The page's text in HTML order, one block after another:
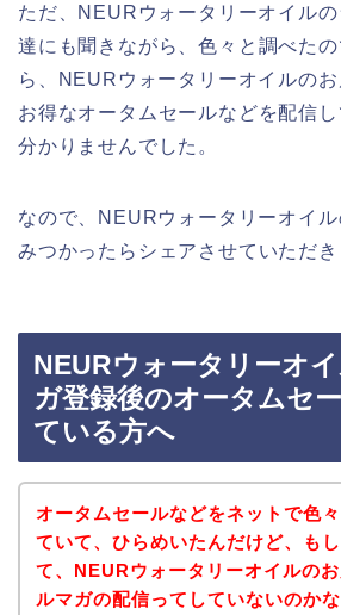
ただ、NEURウォータリーオイル
達にも聞きながら、色々と調べた
ら、NEURウォータリーオイルの
お得なオータムセールなどを配信
分かりませんでした。
なので、NEURウォータリーオイ
みつかったらシェアさせていただき
NEURウォータリーオ
ガ登録後のオータムセ
ている方へ
オータムセールなどをネットで色
ていて、ひらめいたんだけど、も
て、NEURウォータリーオイルのお
ルマガの配信ってしていないのかな